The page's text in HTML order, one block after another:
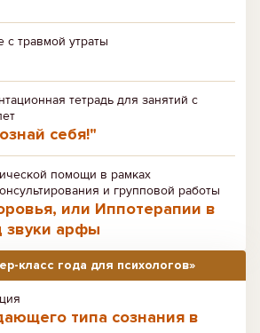
с травмой утраты
тетрадь для занятий с
себя!"
помощи в рамках
и групповой работы
или Иппотерапии в
звуки арфы
класс года для психологов»
типа сознания в